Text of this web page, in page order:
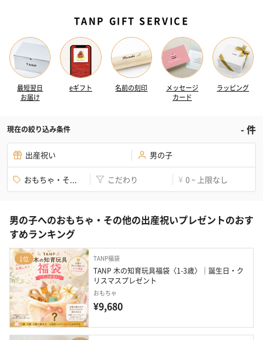
TANP GIFT SERVICE
最短翌日
お届け
eギフト 名前の刻印
メッセージ
カード
ラッピング
現在の絞り込み条件 -件
出産祝い 男の子
おもちゃ・そ... こだわり ¥ 0 ~ 上限なし
男の子へのおもちゃ・その他の出産祝いプレゼントのおす
すめランキング
1位 TANP福袋
TANP 木の知育玩具福袋〈1-3歳〉｜誕生日・ク
リスマスプレゼント
おもちゃ
¥9,680